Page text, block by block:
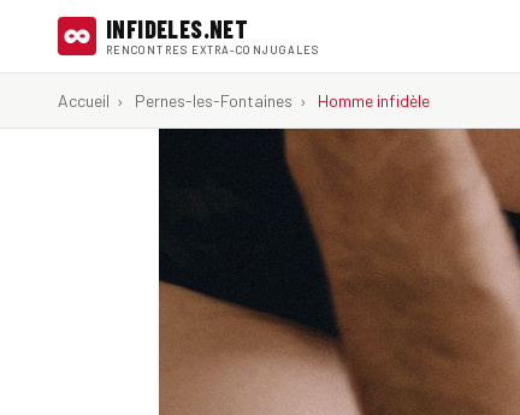
INFIDELES.NET
RENCONTRES EXTRA-CONJUGALES
Accueil › Pernes-les-Fontaines › Homme infidèle